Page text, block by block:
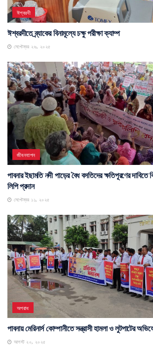
ঈশ্বরদী
ঈশ্বরদীতে ব্র্যাকের বিনামূল্যে চক্ষু পরীক্ষা ক্যাম্প
সেপ্টেম্বর ২৬, ২০২৫
জীবনযাপন
পাবনার ইছামতি নদী পাড়ের বৈধ বসতিদের ক্ষতিপূরণের দাবিতে
লিপি প্রদান
সেপ্টেম্বর ১১, ২০২৫
অপরাধ
পাবনায় মেরিনার্স কোম্পানীতে সন্ত্রাসী হামলা ও লুটপাটের
আগস্ট ২০, ২০২৫